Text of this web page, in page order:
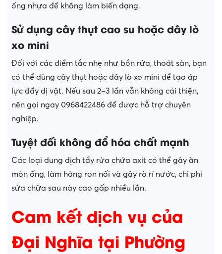
ống nhựa để không làm biến dạng.
Sử dụng cây thụt cao su hoặc dây lò
xo mini
Đối với các điểm tắc nhẹ như bồn rửa, thoát sàn, bạn
có thể dùng cây thụt hoặc dây lò xo mini để tạo áp
lực đẩy dị vật. Nếu sau 2–3 lần vẫn không cải thiện,
nên gọi ngay 0968422486 để được hỗ trợ chuyên
nghiệp.
Tuyệt đối không đổ hóa chất mạnh
Các loại dung dịch tẩy rửa chứa axit có thể gây ăn
mòn ống, làm hỏng ron nối và gây rò rỉ nước, chi phí
sửa chữa sau này cao gấp nhiều lần.
Cam kết dịch vụ của
Đại Nghĩa tại Phường